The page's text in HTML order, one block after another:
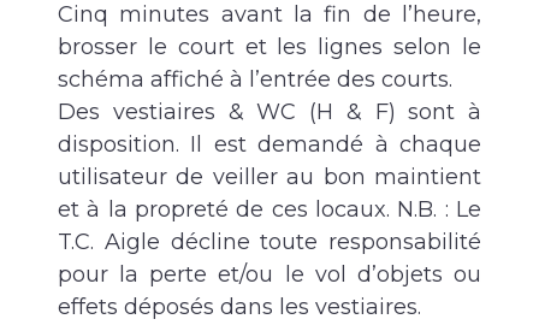
Cinq minutes avant la fin de l’heure,
brosser le court et les lignes selon le
schéma affiché à l’entrée des courts.
Des vestiaires & WC (H & F) sont à
disposition. Il est demandé à chaque
utilisateur de veiller au bon maintient
et à la propreté de ces locaux. N.B. : Le
T.C. Aigle décline toute responsabilité
pour la perte et/ou le vol d’objets ou
effets déposés dans les vestiaires.